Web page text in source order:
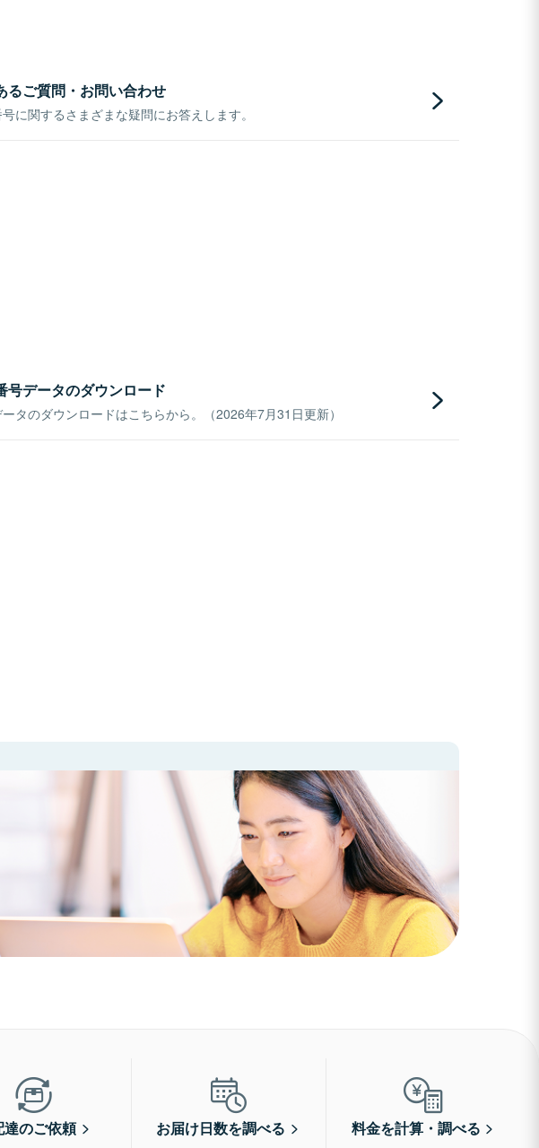
るご質問・お問い合わせ
に関するさまざまな疑問にお答えします。
号データのダウンロード
タのダウンロードはこちらから。（2026年7月31日更新）
達のご依頼 お届け日数を調べる 料金を計算・調べる